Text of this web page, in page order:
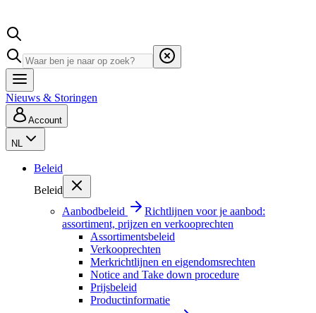
Nieuws & Storingen
Account
NL
Beleid
Beleid
Aanbodbeleid
Richtlijnen voor je aanbod:
assortiment, prijzen en verkooprechten
Assortimentsbeleid
Verkooprechten
Merkrichtlijnen en eigendomsrechten
Notice and Take down procedure
Prijsbeleid
Productinformatie